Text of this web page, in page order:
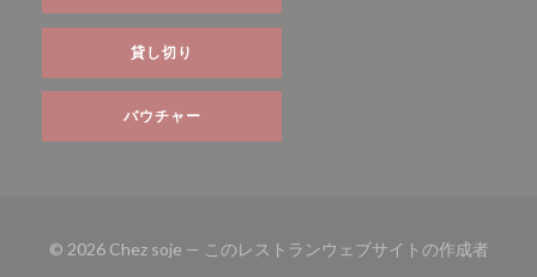
貸し切り
バウチャー
© 2026 Chez soje — このレストランウェブサイトの作成者